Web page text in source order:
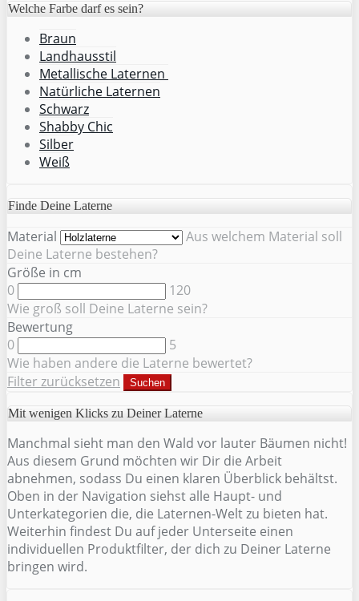
Welche Farbe darf es sein?
Braun
Landhausstil
Metallische Laternen
Natürliche Laternen
Schwarz
Shabby Chic
Silber
Weiß
Finde Deine Laterne
Material
Aus welchem Material soll
Deine Laterne bestehen?
Größe in cm
0
120
Wie groß soll Deine Laterne sein?
Bewertung
0
5
Wie haben andere die Laterne bewertet?
Filter zurücksetzen
Suchen
Mit wenigen Klicks zu Deiner Laterne
Manchmal sieht man den Wald vor lauter Bäumen nicht!
Aus diesem Grund möchten wir Dir die Arbeit
abnehmen, sodass Du einen klaren Überblick behältst.
Oben in der Navigation siehst alle Haupt- und
Unterkategorien die, die Laternen-Welt zu bieten hat.
Weiterhin findest Du auf jeder Unterseite einen
individuellen Produktfilter, der dich zu Deiner Laterne
bringen wird.